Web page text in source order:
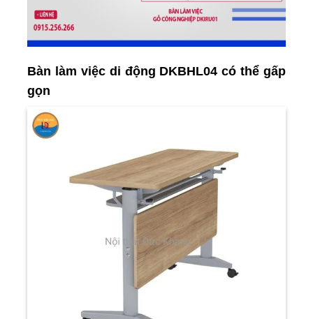
Bàn làm việc di động DKBHL04 có thể gấp
gọn